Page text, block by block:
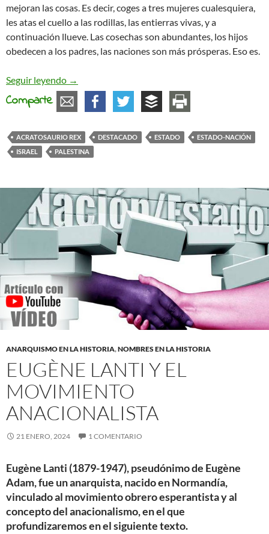
mejoran las cosas. Es decir, coges a tres mujeres cualesquiera,
les atas el cuello a las rodillas, las entierras vivas, y a
continuación llueve. Las cosechas son abundantes, los hijos
obedecen a los padres, las naciones son más prósperas. Eso es.
Seguir leyendo La historia de la Humanidad se resume en la
→
Comparte
ACRATOSAURIO REX DESTACADO ESTADO
ESTADO-NACIÓN
ISRAEL
PALESTINA
ANARQUISMO EN LA HISTORIA,NOMBRES EN LA HISTORIA
EUGÈNE LANTI Y EL
MOVIMIENTO
ANACIONALISTA
21 ENERO, 2024 1 COMENTARIO
Eugène Lanti (1879-1947), pseudónimo de Eugène
Adam, fue un anarquista, nacido en Normandía,
vinculado al movimiento obrero esperantista y al
concepto del anacionalismo, en el que
profundizaremos en el siguiente texto.